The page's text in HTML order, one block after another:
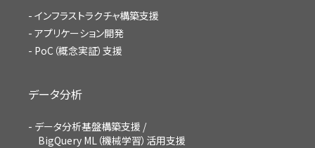
インフラストラクチャ構築支援
アプリケーション開発
PoC（概念実証）支援
データ分析
データ分析基盤構築支援 /
BigQuery ML（機械学習）活用支援